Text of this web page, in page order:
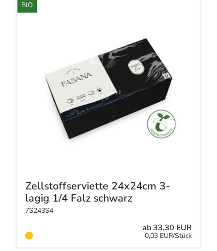
BIO
Zellstoffserviette 24x24cm 3-
lagig 1/4 Falz schwarz
7S243S4
ab 33,30 EUR
0,03 EUR/Stück